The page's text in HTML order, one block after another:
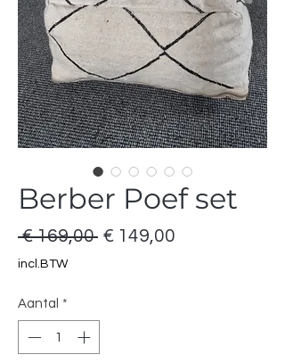
Berber Poef set
€ 169,00 Normale
€ 149,00
incl.BTW
Aantal *